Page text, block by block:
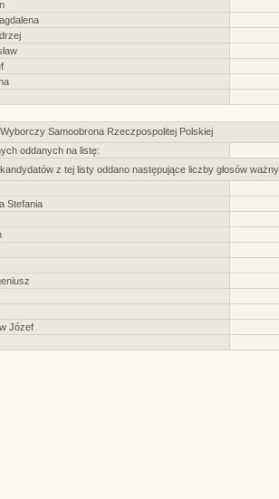
Samoobrona Rzeczpospolitej Polskiej
oddanych na listę:
z tej listy oddano następujące liczby głosów
Stefania
Józef